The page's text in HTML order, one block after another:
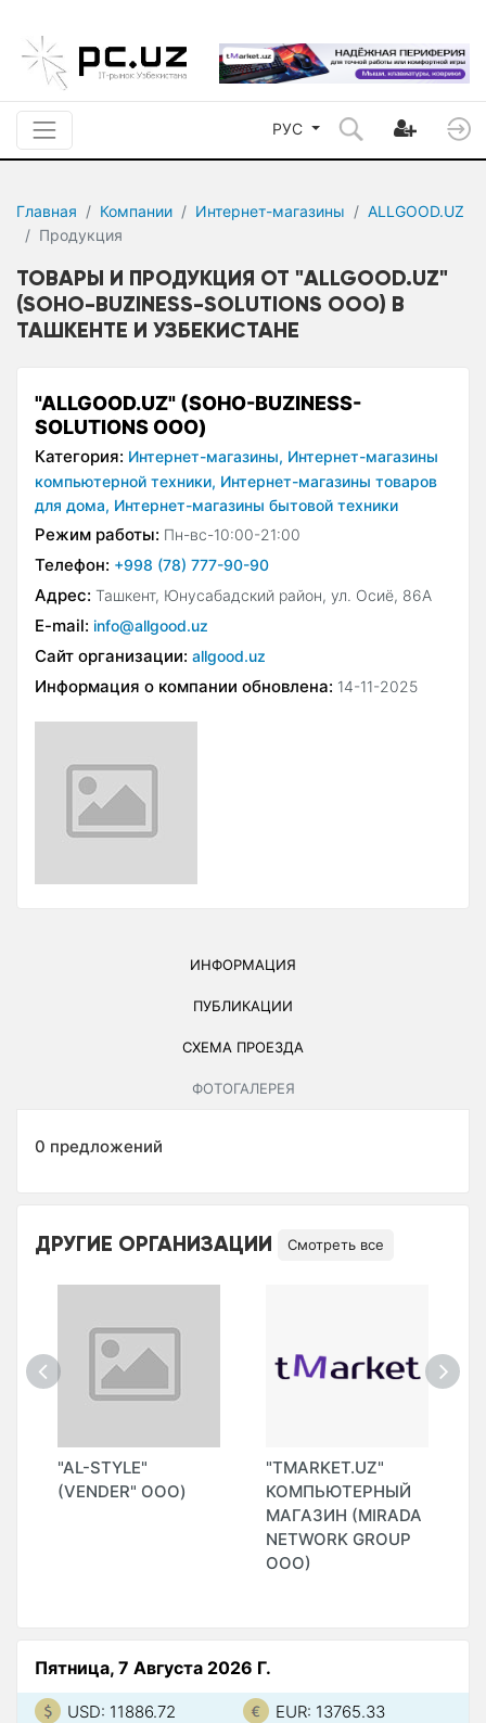
РУС
Главная Компании Интернет-магазины
ALLGOOD.UZ
Продукция
ТОВАРЫ И ПРОДУКЦИЯ ОТ "ALLGOOD.UZ"
(SOHO-BUZINESS-SOLUTIONS ООО) В
ТАШКЕНТЕ И УЗБЕКИСТАНЕ
"ALLGOOD.UZ" (SOHO-BUZINESS-
SOLUTIONS ООО)
Категория: Интернет-магазины, Интернет-магазины
компьютерной техники, Интернет-магазины товаров
для дома, Интернет-магазины бытовой техники
Режим работы: Пн-вс-10:00-21:00
Телефон: +998 (78) 777-90-90
Адрес: Ташкент, Юнусабадский район, ул. Осиё, 86А
E-mail: info@allgood.uz
Сайт организации: allgood.uz
Информация о компании обновлена: 14-11-2025
ИНФОРМАЦИЯ
ПУБЛИКАЦИИ
СХЕМА ПРОЕЗДА
ФОТОГАЛЕРЕЯ
0 предложений
ДРУГИЕ ОРГАНИЗАЦИИ Смотреть все
"AL-STYLE"
(VENDER" ООО)
"TMARKET.UZ"
КОМПЬЮТЕРНЫЙ
МАГАЗИН (MIRADA
NETWORK GROUP
ООО)
Пятница, 7 Августа 2026 Г.
USD: 11886.72 EUR: 13765.33